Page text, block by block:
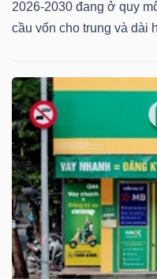
2026-2030 đang ở quy
cầu vốn cho trung và dài
tạo
Sách
tài
chính
Công
cụ